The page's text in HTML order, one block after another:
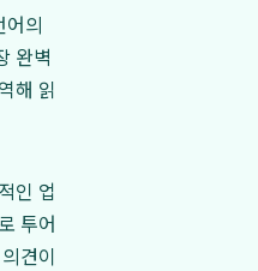
의
완벽
해 읽
인 업
투어
견이